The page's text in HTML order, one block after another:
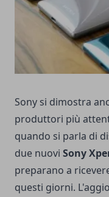
Sony si dimostra
produttori più
quando si parla di
due nuovi Sony
preparano a
questi giorni.